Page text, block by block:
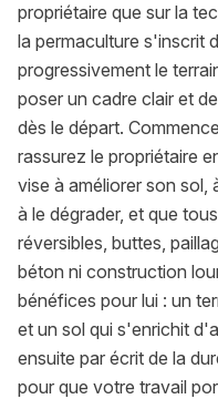
propriétaire que sur la
la permaculture s'inscrit
progressivement le
poser un cadre clair et
dès le départ.
rassurez le propriétaire
vise à améliorer son sol,
à le dégrader, et que
réversibles, buttes,
béton ni construction
bénéfices pour lui : un
et un sol qui s'enrichit
ensuite par écrit de la
pour que votre travail